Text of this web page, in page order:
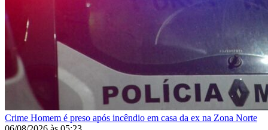
Crime Homem é preso após incêndio em casa da ex na Zona Norte